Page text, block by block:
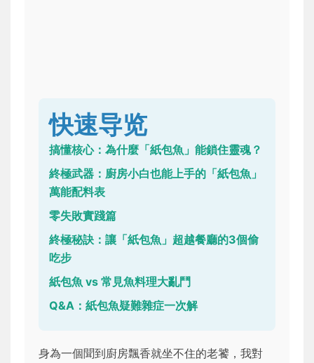
快速导览
搞懂核心：為什麼「紙包魚」能鎖住靈魂？
終極武器：廚房小白也能上手的「紙包魚」
萬能配料表
零失敗實踐篇
終極秘訣：讓「紙包魚」超越餐廳的3個偷
吃步
紙包魚 vs 常見魚料理大亂鬥
Q&A：紙包魚疑難雜症一次解
身為一個聞到廚房飄香就坐不住的老饕，我對